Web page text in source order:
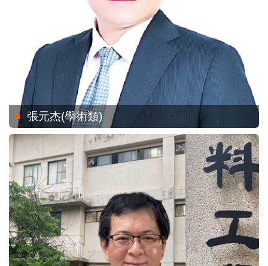
張元杰(學術類)